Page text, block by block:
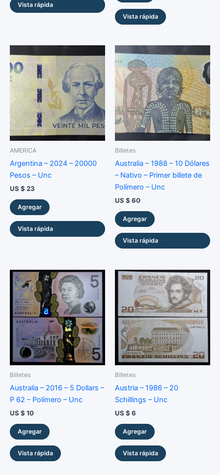
Vista rápida
Vista rápida
AMERICA
Argentina – 2024 – 20000
Pesos – Unc
US $ 23
Agregar
Vista rápida
Billetes
Australia – 1988 – 10 Dólares
– Nativo – Primer billete de
Polímero – Unc
US $ 60
Agregar
Vista rápida
Billetes
Australia – 2016 – 5 Dollars –
P 62 – Polímero – Unc
US $ 10
Agregar
Vista rápida
Billetes
Austria – 1986 – 20
Schillings – Unc
US $ 6
Agregar
Vista rápida